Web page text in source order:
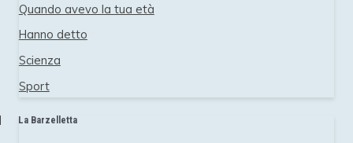
Quando avevo la tua età
Hanno detto
Scienza
Sport
La Barzelletta